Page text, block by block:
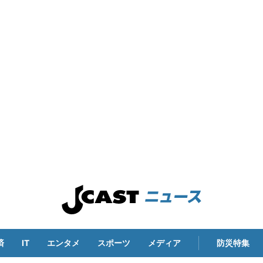
IT エンタメ スポーツ メディア 防災特集